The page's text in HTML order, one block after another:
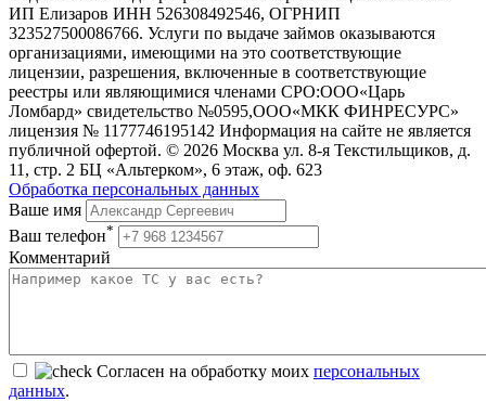
ИП Елизаров ИНН 526308492546, ОГРНИП
323527500086766. Услуги по выдаче займов оказываются
организациями, имеющими на это соответствующие
лицензии, разрешения, включенные в соответствующие
реестры или являющимися членами СРО:ООО«Царь
Ломбард» свидетельство №0595,ООО«МКК ФИНРЕСУРС»
лицензия № 1177746195142 Информация на сайте не является
публичной офертой. © 2026 Москва ул. 8-я Текстильщиков, д.
11, стр. 2 БЦ «Альтерком», 6 этаж, оф. 623
Обработка персональных данных
Ваше имя
Ваш телефон*
Комментарий
Согласен на обработку моих персональных
данных.